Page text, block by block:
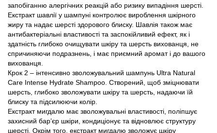
запобіганню алергічних реакцій або ризику випадіння шерсті.
Екстракт шавлії у шампуні контролює вироблення шкірного
жиру та надає шерсті здорового блиску. Шавлія також має
антибактеріальні властивості та заспокійливий ефект, як і
здатність глибоко очищувати шкіру та шерсть вихованця, не
спричиняючи подразнень, і має приємний аромат і до вашого
вихованця.
Крок 2 – інтенсивно зволожувальний шампунь Ultra Natural
Care Intense Hydrate Shampoo. Створений, щоб зміцнювати
шерсть, глибоко зволожувати шкіру та шерсть, надаючи їй
блиску та підсилюючи колір.
Екстракт мигдалю має зволожувальні властивості, поліпшує
захисний бар’єр шкіри, кондиціонує та відновлює структуру
шерсті. Окрім того, екстракт мигдалю зволожує шкіру